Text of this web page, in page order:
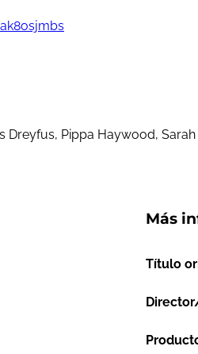
Dreyfus, Pippa Haywood,
Más
Título